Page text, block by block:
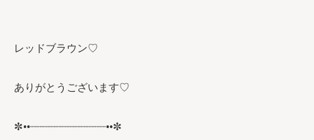
レッドブラウン♡
ありがとうございます♡
✼••┈┈┈┈┈┈┈┈┈┈┈┈••✼